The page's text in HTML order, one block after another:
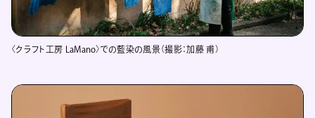
〈クラフト工房 LaMano〉での藍染の風景（撮影：加藤 甫）